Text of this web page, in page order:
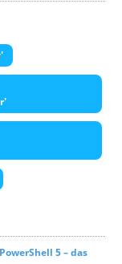
5 – das